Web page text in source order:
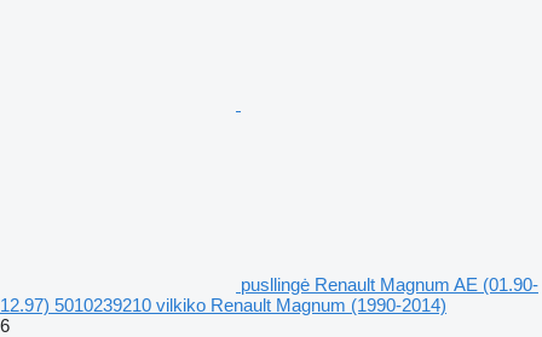
pusllingė Renault Magnum AE (01.90-
12.97) 5010239210 vilkiko Renault Magnum (1990-2014)
6